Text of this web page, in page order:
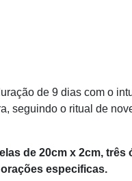
de 9 dias com o
seguindo o ritual de
de 20cm x 2cm,
especificas.